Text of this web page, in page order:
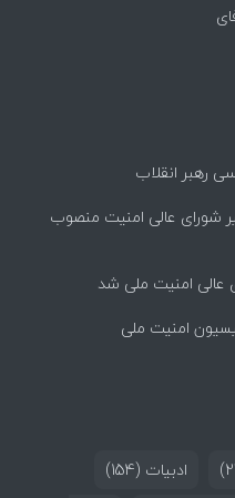
رهبر انقلاب
شورای عالی امنیت منصوب
عالی امنیت ملی شد
امنیت ملی
ادبیات (154)